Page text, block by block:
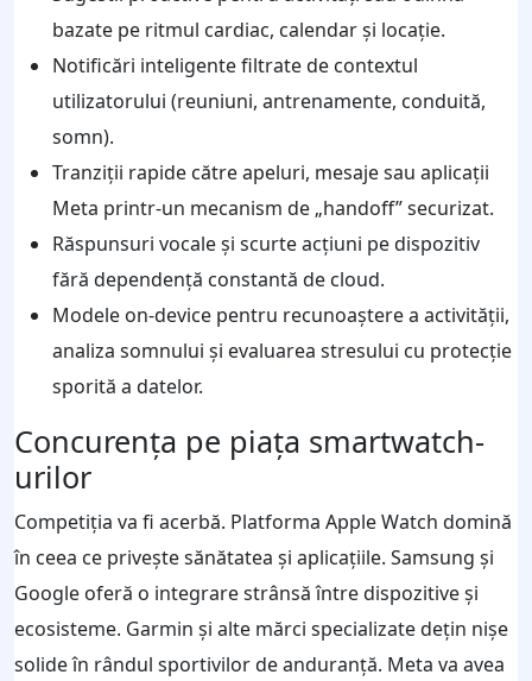
bazate pe ritmul cardiac, calendar și locație.
Notificări inteligente filtrate de contextul
utilizatorului (reuniuni, antrenamente, conduită,
somn).
Tranziții rapide către apeluri, mesaje sau aplicații
Meta printr-un mecanism de „handoff” securizat.
Răspunsuri vocale și scurte acțiuni pe dispozitiv
fără dependență constantă de cloud.
Modele on-device pentru recunoaștere a activității,
analiza somnului și evaluarea stresului cu protecție
sporită a datelor.
Concurența pe piața smartwatch-
urilor
Competiția va fi acerbă. Platforma Apple Watch domină
în ceea ce privește sănătatea și aplicațiile. Samsung și
Google oferă o integrare strânsă între dispozitive și
ecosisteme. Garmin și alte mărci specializate dețin nișe
solide în rândul sportivilor de anduranță. Meta va avea